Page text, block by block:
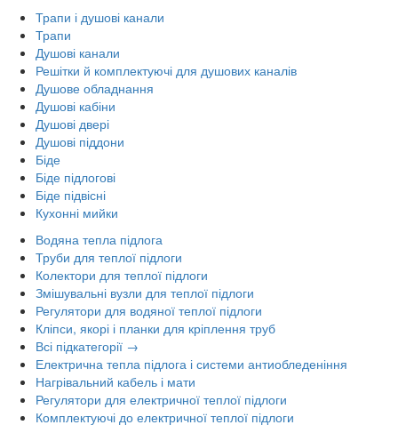
Трапи і душові канали
Трапи
Душові канали
Решітки й комплектуючі для душових каналів
Душове обладнання
Душові кабіни
Душові двері
Душові піддони
Біде
Біде підлогові
Біде підвісні
Кухонні мийки
Водяна тепла підлога
Труби для теплої підлоги
Колектори для теплої підлоги
Змішувальні вузли для теплої підлоги
Регулятори для водяної теплої підлоги
Кліпси, якорі і планки для кріплення труб
Всі підкатегорії →
Електрична тепла підлога і системи антиобледеніння
Нагрівальний кабель і мати
Регулятори для електричної теплої підлоги
Комплектуючі до електричної теплої підлоги